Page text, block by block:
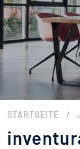
STARTSEITE /